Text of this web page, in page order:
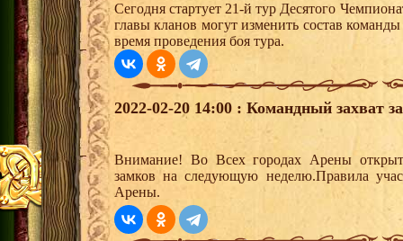
Сегодня стартует 21-й тур Десятого
главы кланов могут изменить состав
время проведения боя тура.
2022-02-20 14:00 : Командный захват
Внимание! Во Всех городах Арены
замков на следующую неделю.Правила
Арены.